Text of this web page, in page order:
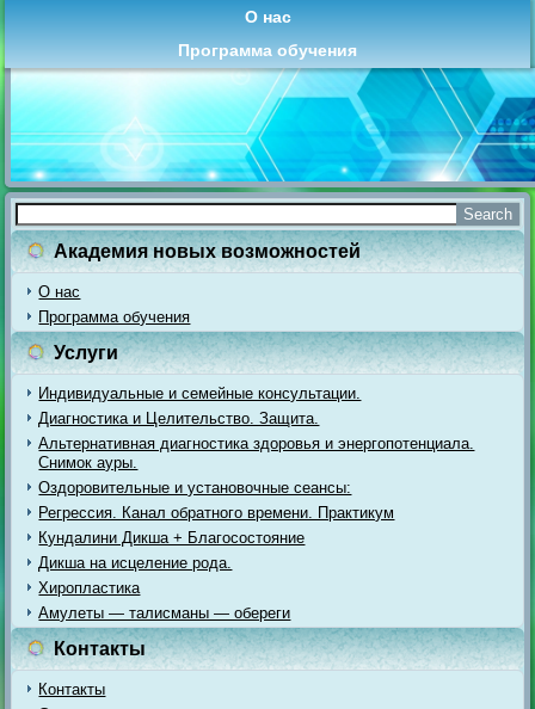
О нас
Программа обучения
Академия новых возможностей
О нас
Программа обучения
Услуги
Индивидуальные и семейные консультации.
Диагностика и Целительство. Защита.
Альтернативная диагностика здоровья и энергопотенциала.
Снимок ауры.
Оздоровительные и установочные сеансы:
Регрессия. Канал обратного времени. Практикум
Кундалини Дикша + Благосостояние
Дикша на исцеление рода.
Хиропластика
Амулеты — талисманы — обереги
Контакты
Контакты